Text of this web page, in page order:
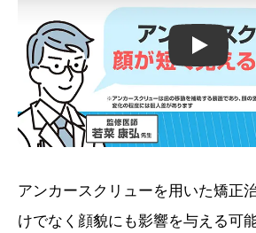
Play
アンカースクリューを用いた矯正
けでなく顔貌にも影響を与える可